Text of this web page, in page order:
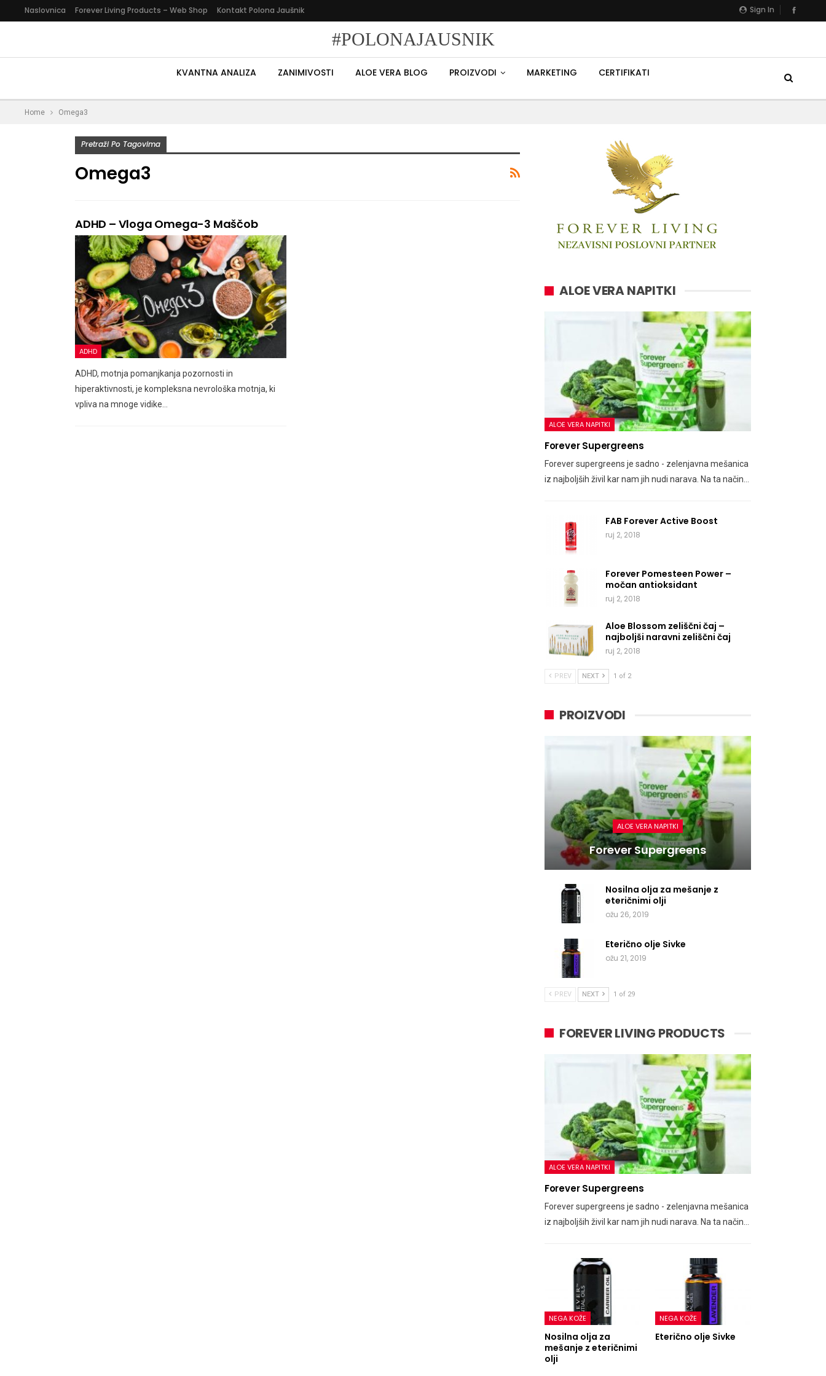
Sign In
Naslovnica Forever Living Products – Web Shop Kontakt Polona Jaušnik
#POLONAJAUSNIK
KVANTNA ANALIZA ZANIMIVOSTI ALOE VERA BLOG PROIZVODI MARKETING CERTIFIKATI
Home Omega3
Pretraži Po Tagovima
Omega3
ADHD – Vloga Omega-3 Maščob
ADHD
ADHD, motnja pomanjkanja pozornosti in
hiperaktivnosti, je kompleksna nevrološka motnja, ki
vpliva na mnoge vidike…
ALOE VERA NAPITKI
ALOE VERA NAPITKI
Forever Supergreens
Forever supergreens je sadno - zelenjavna mešanica
iz najboljših živil kar nam jih nudi narava. Na ta način…
FAB Forever Active Boost
ruj 2, 2018
Forever Pomesteen Power –
močan antioksidant
ruj 2, 2018
Aloe Blossom zeliščni čaj –
najboljši naravni zeliščni čaj
ruj 2, 2018
PREV NEXT 1 of 2
PROIZVODI
ALOE VERA NAPITKI
Forever Supergreens
Nosilna olja za mešanje z
eteričnimi olji
ožu 26, 2019
Eterično olje Sivke
ožu 21, 2019
PREV NEXT 1 of 29
FOREVER LIVING PRODUCTS
ALOE VERA NAPITKI
Forever Supergreens
Forever supergreens je sadno - zelenjavna mešanica
iz najboljših živil kar nam jih nudi narava. Na ta način…
NEGA KOŽE
Nosilna olja za
mešanje z eteričnimi
olji
NEGA KOŽE
Eterično olje Sivke